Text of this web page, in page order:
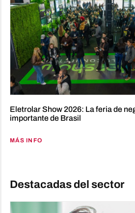
Eletrolar Show 2026: La feria de
importante de Brasil
MÁS INFO
Destacadas del sector